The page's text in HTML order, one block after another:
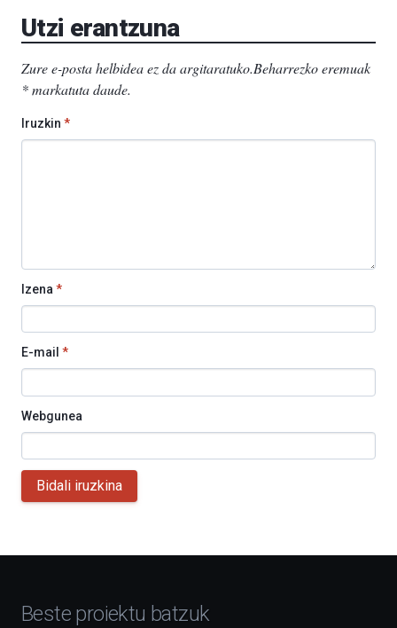
Utzi erantzuna
Zure e-posta helbidea ez da argitaratuko.Beharrezko eremuak
*markatuta daude.
Iruzkin *
Izena *
E-mail *
Webgunea
Bidali iruzkina
Beste proiektu batzuk